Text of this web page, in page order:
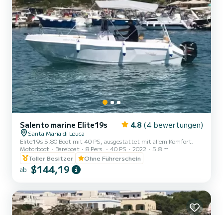
Salento marine Elite19s 4.8 (4 bewertungen)
Santa Maria di Leuca
Elite19s 5.80 Boot mit 40 PS, ausgestattet mit allem Komfort.
Motorboot
Bareboat 8 Pers. 40 PS 2022
5.8 m
Toller Besitzer
Ohne Führerschein
ab $144,19